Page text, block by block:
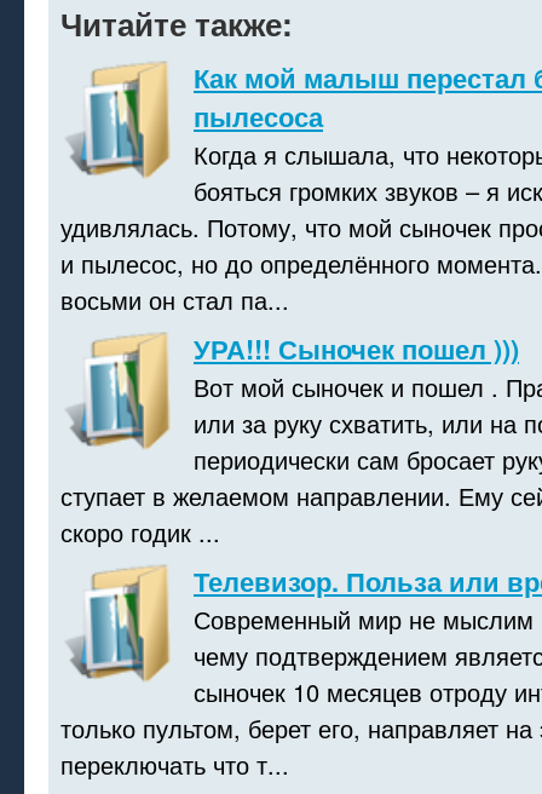
Читайте также:
Как мой малыш перестал
пылесоса
Когда я слышала, что
бояться громких звуков – я
удивлялась. Потому, что мой сыночек
и пылесос, но до определённого
восьми он стал па...
УРА!!! Сыночек пошел )))
Вот мой сыночек и пошел .
или за руку схватить, или на
периодически сам бросает
ступает в желаемом направлении. Ему
скоро годик ...
Телевизор. Польза или
Современный мир не мыслим
чему подтверждением
сыночек 10 месяцев отроду
только пультом, берет его, направляет
переключать что т...